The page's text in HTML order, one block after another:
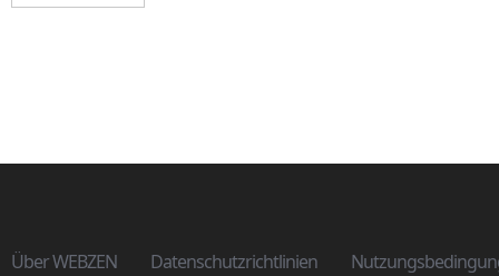
Über WEBZEN Datenschutzrichtlinien